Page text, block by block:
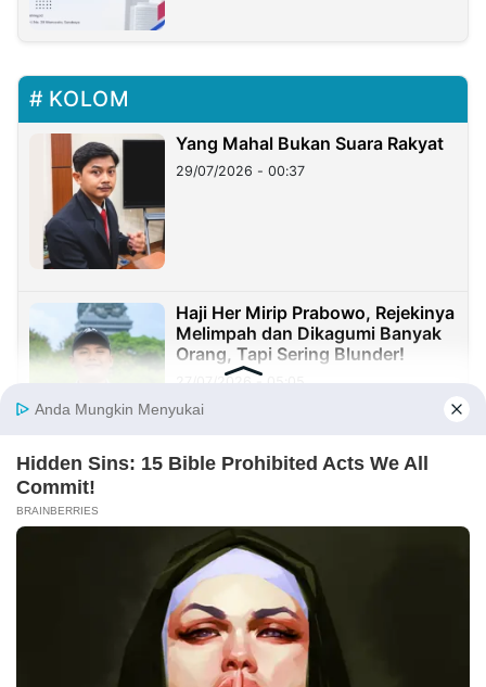
KOLOM
Yang Mahal Bukan Suara Rakyat
29/07/2026 - 00:37
Haji Her Mirip Prabowo, Rejekinya
Melimpah dan Dikagumi Banyak
Orang, Tapi Sering Blunder!
Tantangan
23/07/2026 - 20:08
Sekolah Harus Berhenti Mengajar
untuk Nilai, Mulai Mendidik untuk